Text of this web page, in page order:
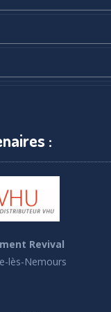
:
Revival
lès-Nemours